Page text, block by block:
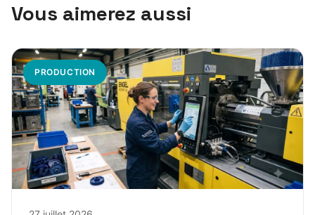
Vous aimerez aussi
PRODUCTION